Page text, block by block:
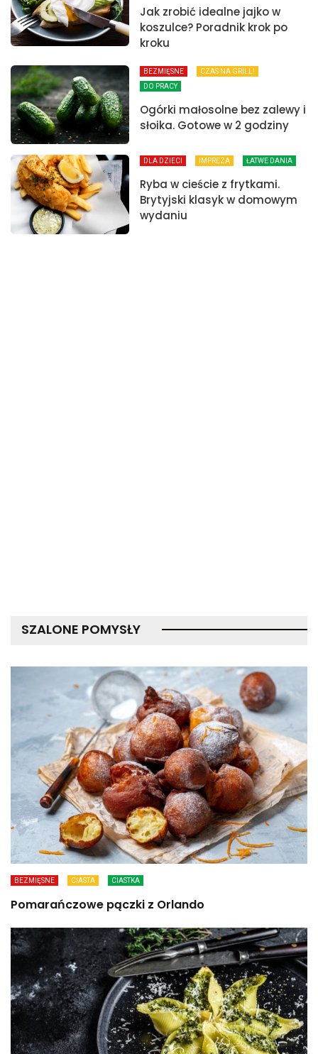
Jak zrobić idealne jajko w
koszulce? Poradnik krok po
kroku
BEZMIĘSNE
CZAS NA GRILL!
DO PRACY
Ogórki małosolne bez zalewy i
słoika. Gotowe w 2 godziny
DLA DZIECI IMPREZA ŁATWE DANIA
Ryba w cieście z frytkami.
Brytyjski klasyk w domowym
wydaniu
SZALONE POMYSŁY
BEZMIĘSNE CIASTA CIASTKA
Pomarańczowe pączki z Orlando